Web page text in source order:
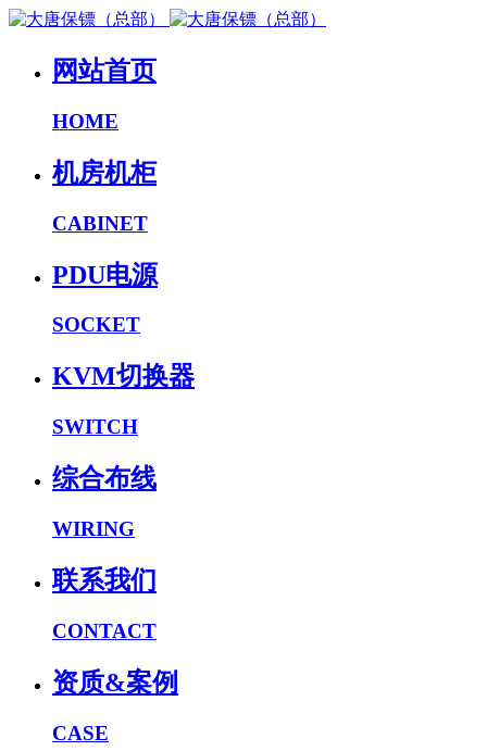
网站首页
HOME
机房机柜
CABINET
PDU电源
SOCKET
KVM切换器
SWITCH
综合布线
WIRING
联系我们
CONTACT
资质&案例
CASE